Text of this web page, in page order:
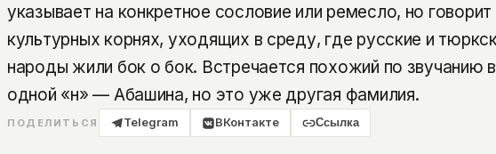
указывает на конкретное сословие или ремесло, но говорит
культурных корнях, уходящих в среду, где русские и
народы жили бок о бок. Встречается похожий по звучанию
одной «н» — Абашина, но это уже другая фамилия.
ПОДЕЛИТЬСЯ Telegram ВКонтакте Ссылка